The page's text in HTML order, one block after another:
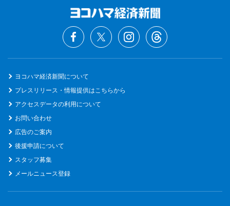
ヨコハマ経済新聞について
プレスリリース・情報提供はこちらから
アクセスデータの利用について
お問い合わせ
広告のご案内
後援申請について
スタッフ募集
メールニュース登録